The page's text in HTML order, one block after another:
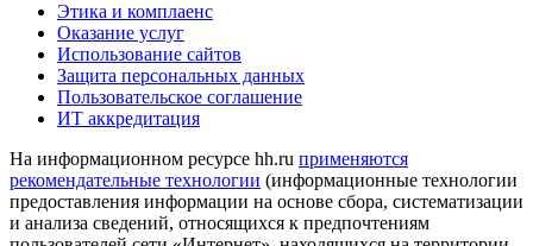
Этика и комплаенс
Оказание услуг
Использование сайтов
Защита персональных данных
Пользовательское соглашение
ИТ аккредитация
На информационном ресурсе hh.ru применяются
рекомендательные технологии (информационные технологии
предоставления информации на основе сбора, систематизации
и анализа сведений, относящихся к предпочтениям